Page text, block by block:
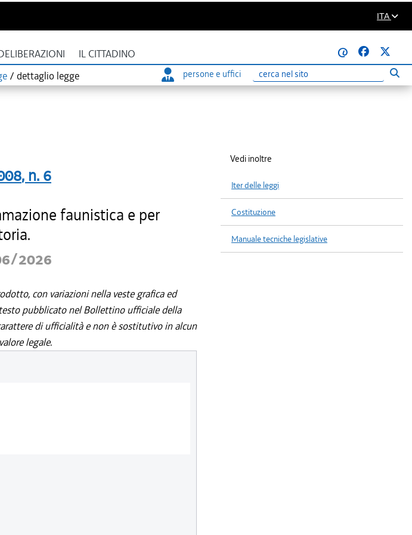
ITA
IL CITTADINO
@
/ dettaglio legge persone e uffici
Ricerca
, n. 6
faunistica e per
2026
con variazioni nella veste grafica ed
pubblicato nel Bollettino ufficiale della
di ufficialità e non è sostitutivo in alcun
legale.
Vedi inoltre
Iter delle leggi
Costituzione
Manuale tecniche legislative